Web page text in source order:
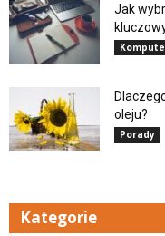
Jak
oleju?
Porady
Kategorie